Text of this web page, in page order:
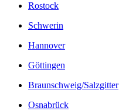
Rostock
Schwerin
Hannover
Göttingen
Braunschweig/Salzgitter
Osnabrück